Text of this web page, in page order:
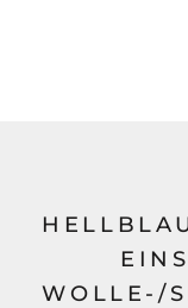
WOLLE-/